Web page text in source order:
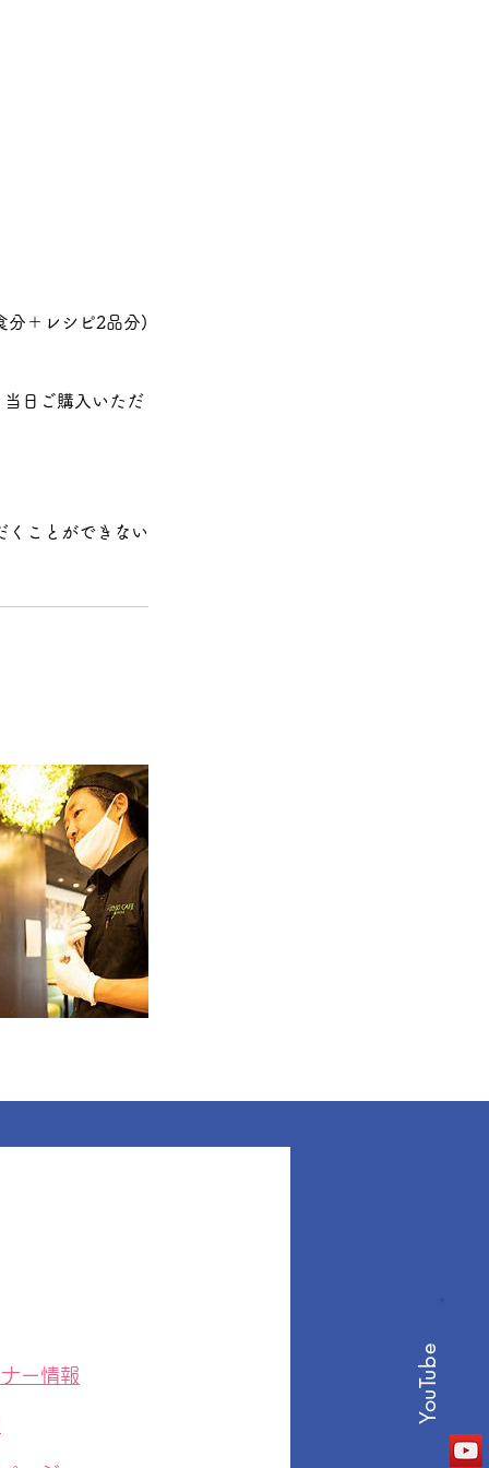
分＋レシピ2品分)
日ご購入いただ
くことができない
YouTube
ー情報